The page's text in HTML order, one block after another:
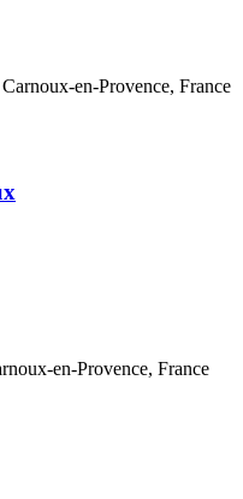
en-Provence, France
en-Provence, France